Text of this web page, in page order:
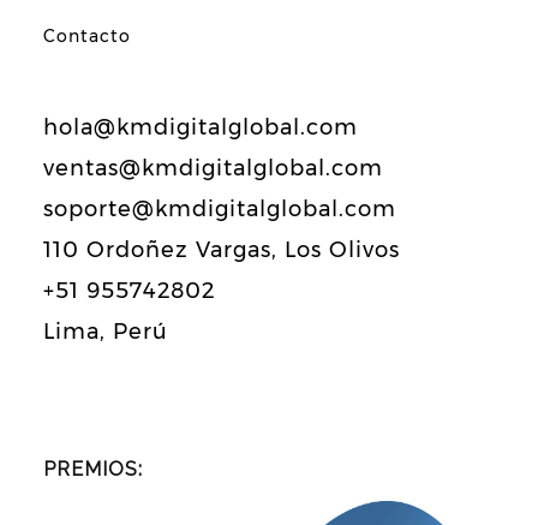
Contacto
hola@kmdigitalglobal.com
ventas@kmdigitalglobal.com
soporte@kmdigitalglobal.com
110 Ordoñez Vargas, Los Olivos
+51 955742802
Lima, Perú
PREMIOS: